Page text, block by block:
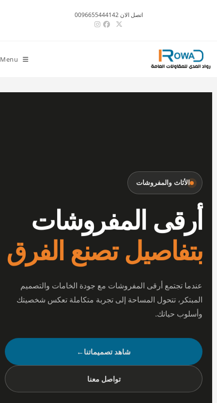
اتصل الان 0096655444142
Menu
الأثاث والمفروشات
أرقى المفروشات
بتفاصيل تصنع الفرق
عندما تجتمع أرقى المفروشات مع جودة الخامات والتصميم
المبتكر، تتحول المساحة إلى تجربة متكاملة تعكس شخصيتك
وأسلوب حياتك.
شاهد تصميماتنا←
تواصل معنا